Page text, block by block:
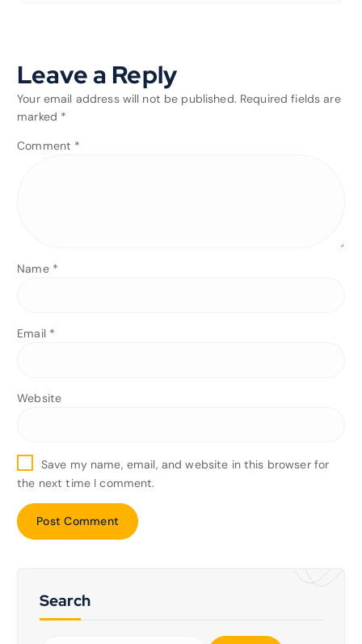
Leave a Reply
Your email address will not be published. Required fields are
marked *
Comment *
Name *
Email *
Website
Save my name, email, and website in this browser for
the next time I comment.
Search